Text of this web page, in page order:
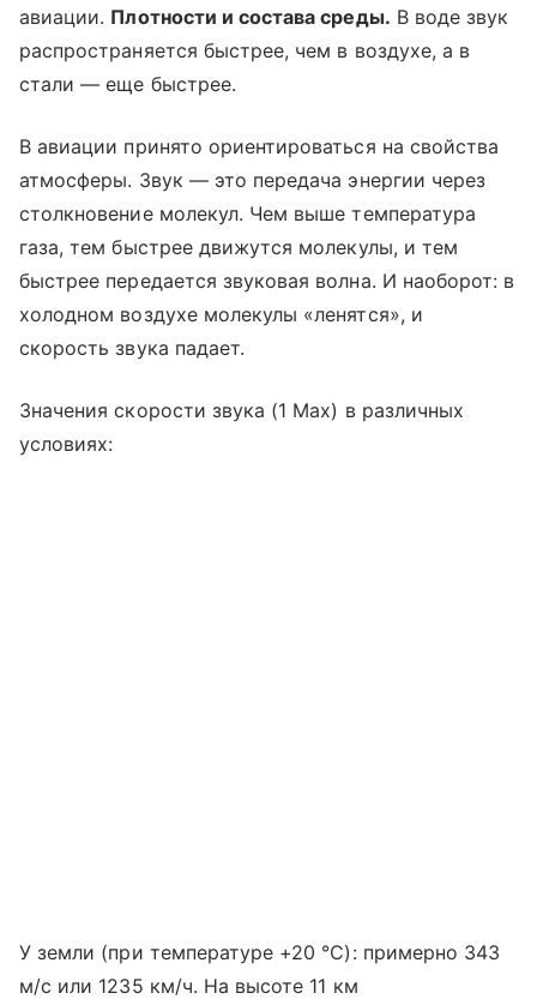
авиации. Плотности и состава среды. В воде звук
распространяется быстрее, чем в воздухе, а в
стали — еще быстрее.
В авиации принято ориентироваться на свойства
атмосферы. Звук — это передача энергии через
столкновение молекул. Чем выше температура
газа, тем быстрее движутся молекулы, и тем
быстрее передается звуковая волна. И наоборот: в
холодном воздухе молекулы «ленятся», и
скорость звука падает.
Значения скорости звука (1 Мах) в различных
условиях:
У земли (при температуре +20 °C): примерно 343
м/с или 1235 км/ч. На высоте 11 км